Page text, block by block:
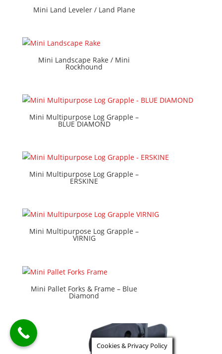
Mini Land Leveler / Land Plane
Mini Landscape Rake / Mini
Rockhound
Mini Multipurpose Log Grapple –
BLUE DIAMOND
Mini Multipurpose Log Grapple –
ERSKINE
Mini Multipurpose Log Grapple –
VIRNIG
Mini Pallet Forks & Frame – Blue
Diamond
Cookies & Privacy Policy